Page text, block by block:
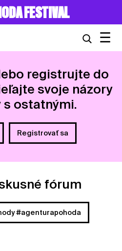
FESTIVAL
☰
registrujte do
svoje názory
s ostatnými.
Registrovať sa
fórum
#agenturapohoda